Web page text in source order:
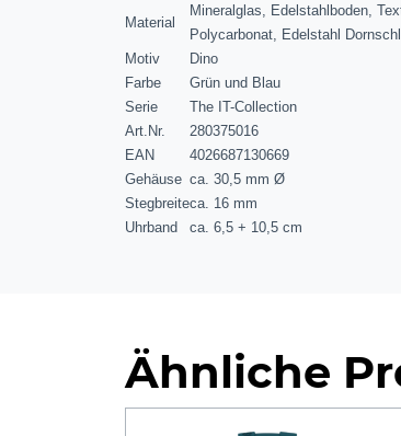
Material
Mineralglas, Edelstahlboden,
Polycarbonat, Edelstahl
Motiv
Dino
Farbe
Grün und Blau
Serie
The IT-Collection
Art.Nr.
280375016
EAN
4026687130669
Gehäuse ca. 30,5 mm Ø
Stegbreiteca. 16 mm
Uhrband
ca. 6,5 + 10,5 cm
Ähnliche